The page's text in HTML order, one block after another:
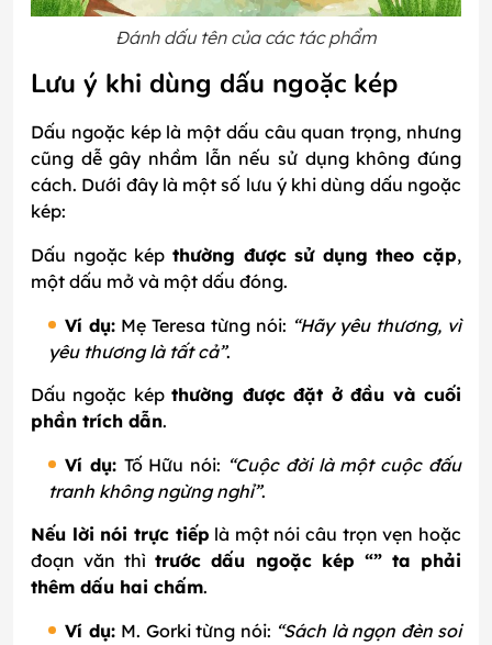
Đánh dấu tên của các tác phẩm
Lưu ý khi dùng dấu ngoặc kép
Dấu ngoặc kép là một dấu câu quan trọng, nhưng
cũng dễ gây nhầm lẫn nếu sử dụng không đúng
cách. Dưới đây là một số lưu ý khi dùng dấu ngoặc
kép:
Dấu ngoặc kép thường được sử dụng theo cặp,
một dấu mở và một dấu đóng.
Ví dụ: Mẹ Teresa từng nói: “Hãy yêu thương, vì
yêu thương là tất cả”.
Dấu ngoặc képthường được đặt ở đầu và cuối
phần trích dẫn.
Ví dụ: Tố Hữu nói: “Cuộc đời là một cuộc đấu
tranh không ngừng nghỉ”.
Nếu lời nói trực tiếp là một nói câu trọn vẹn hoặc
đoạn văn thìtrước dấu ngoặc kép “” ta phải
thêm dấu hai chấm.
Ví dụ: M. Gorki từng nói: “Sách là ngọn đèn soi